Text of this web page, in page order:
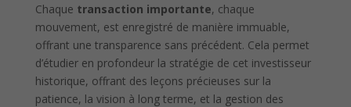
Chaque transaction importante, chaque
mouvement, est enregistré de manière immuable,
offrant une transparence sans précédent. Cela permet
d’étudier en profondeur la stratégie de cet investisseur
historique, offrant des leçons précieuses sur la
patience, la vision à long terme, et la gestion des